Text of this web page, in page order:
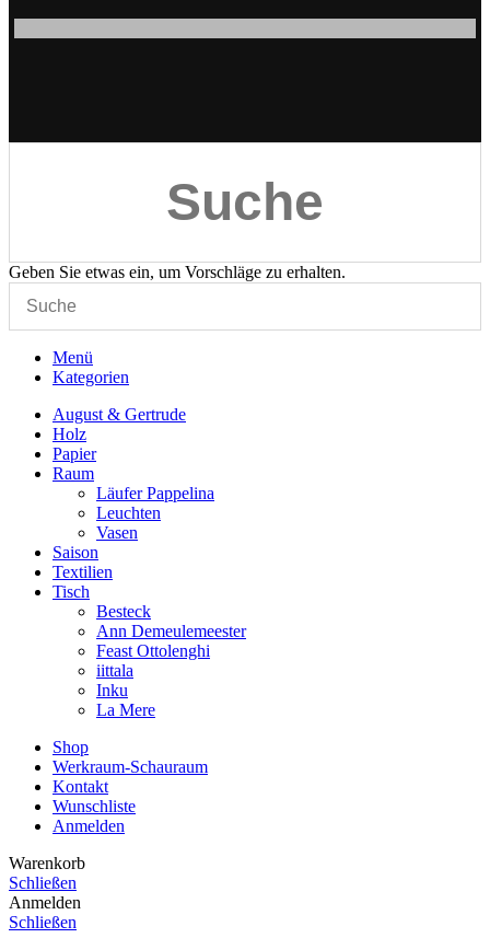
Geben Sie etwas ein, um Vorschläge zu erhalten.
Menü
Kategorien
August & Gertrude
Holz
Papier
Raum
Läufer Pappelina
Leuchten
Vasen
Saison
Textilien
Tisch
Besteck
Ann Demeulemeester
Feast Ottolenghi
iittala
Inku
La Mere
Shop
Werkraum-Schauraum
Kontakt
Wunschliste
Anmelden
Warenkorb
Schließen
Anmelden
Schließen